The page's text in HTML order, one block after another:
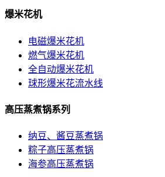
爆米花机
电磁爆米花机
燃气爆米花机
全自动爆米花机
球形爆米花流水线
高压蒸煮锅系列
纳豆、酱豆蒸煮锅
粽子高压蒸煮锅
海参高压蒸煮锅